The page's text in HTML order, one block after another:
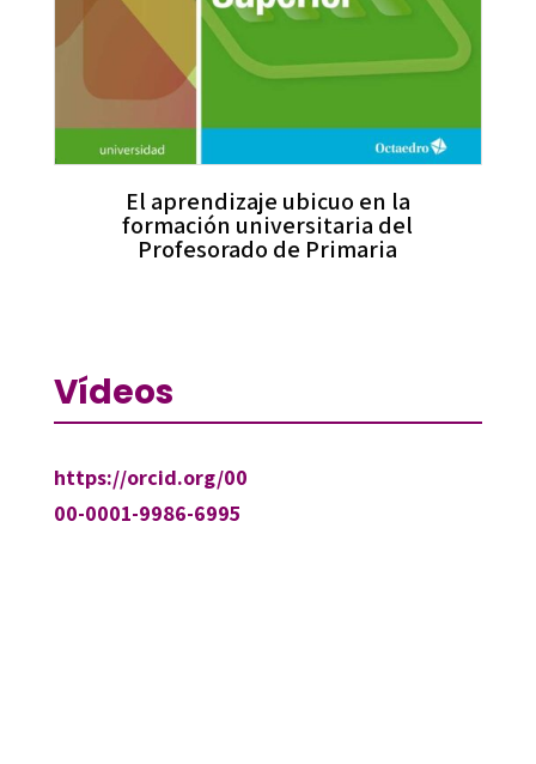
El aprendizaje ubicuo en la
formación universitaria del
Profesorado de Primaria
Vídeos
https://orcid.org/00
00-0001-9986-6995